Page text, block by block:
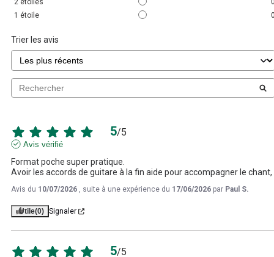
2 étoiles
1 étoile
Trier les avis
5/5
Avis vérifié
Format poche super pratique.
Avoir les accords de guitare à la fin aide pour accompagner le chant,
Avis du 10/07/2026 , suite à une expérience du 17/06/2026 par Paul S.
Utile(0) Signaler
5/5